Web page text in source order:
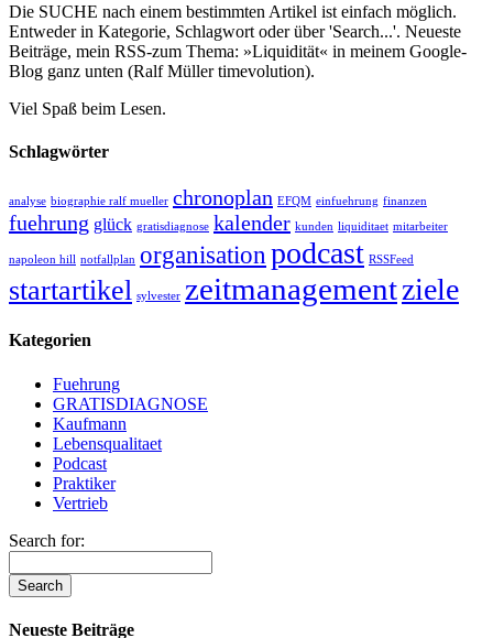
Die SUCHE nach einem bestimmten Artikel ist einfach möglich.
Entweder in Kategorie, Schlagwort oder über 'Search...'. Neueste
Beiträge, mein RSS-zum Thema: »Liquidität« in meinem Google-
Blog ganz unten (Ralf Müller timevolution).
Viel Spaß beim Lesen.
Schlagwörter
analyse biographie ralf mueller chronoplan EFQM einfuehrung finanzen
fuehrung glück gratisdiagnose kalender kunden liquiditaet mitarbeiter
napoleon hill notfallplan organisation podcast RSSFeed
startartikel sylvester zeitmanagementziele
Kategorien
Fuehrung
GRATISDIAGNOSE
Kaufmann
Lebensqualitaet
Podcast
Praktiker
Vertrieb
Search for:
Neueste Beiträge